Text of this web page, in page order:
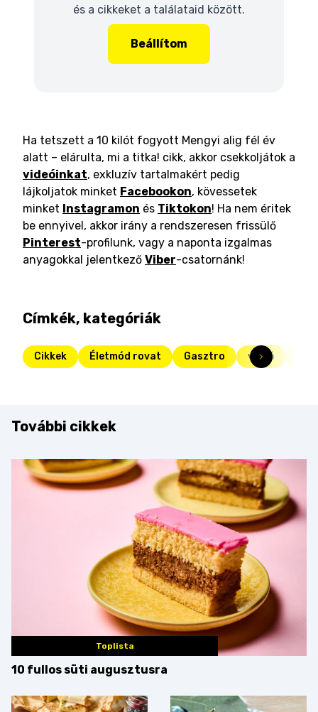
és a cikkeket a találataid között.
Beállítom
Ha tetszett a 10 kilót fogyott Mengyi alig fél év
alatt – elárulta, mi a titka! cikk, akkor csekkoljátok a
videóinkat, exkluzív tartalmakért pedig
lájkoljatok minket Facebookon, kövessetek
minket Instagramon és Tiktokon! Ha nem éritek
be ennyivel, akkor irány a rendszeresen frissülő
Pinterest-profilunk, vagy a naponta izgalmas
anyagokkal jelentkező Viber-csatornánk!
Címkék, kategóriák
Cikkek Életmód rovat Gasztro videó
További cikkek
Toplista
10 fullos süti augusztusra